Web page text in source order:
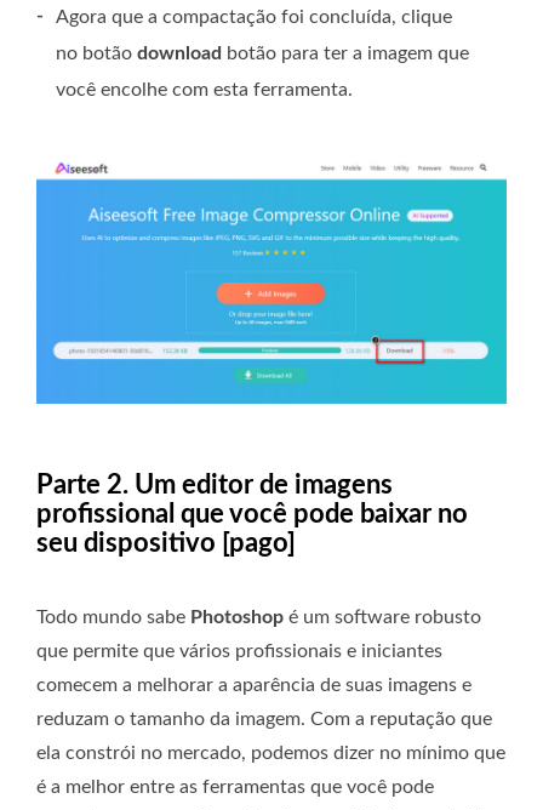
-
Agora que a compactação foi concluída, clique
no botão download botão para ter a imagem que
você encolhe com esta ferramenta.
Parte 2. Um editor de imagens
profissional que você pode baixar no
seu dispositivo [pago]
Todo mundo sabe Photoshop é um software robusto
que permite que vários profissionais e iniciantes
comecem a melhorar a aparência de suas imagens e
reduzam o tamanho da imagem. Com a reputação que
ela constrói no mercado, podemos dizer no mínimo que
é a melhor entre as ferramentas que você pode